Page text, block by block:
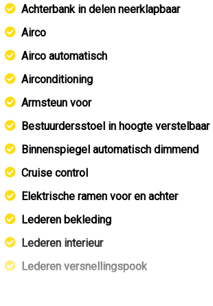
Achterbank in delen neerklapbaar
Airco
Airco automatisch
Airconditioning
Armsteun voor
Bestuurdersstoel in hoogte verstelbaar
Binnenspiegel automatisch dimmend
Cruise control
Elektrische ramen voor en achter
Lederen bekleding
Lederen interieur
Lederen versnellingspook